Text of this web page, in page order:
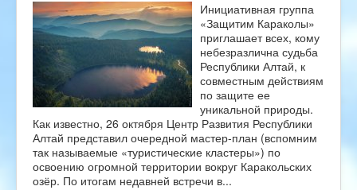
Инициативная группа
«Защитим Караколы»
приглашает всех, кому
небезразлична судьба
Республики Алтай, к
совместным действиям
по защите ее
уникальной природы.
Как известно, 26 октября Центр Развития Республики
Алтай представил очередной мастер-план (вспомним
так называемые «туристические кластеры») по
освоению огромной территории вокруг Каракольских
озёр. По итогам недавней встречи в...